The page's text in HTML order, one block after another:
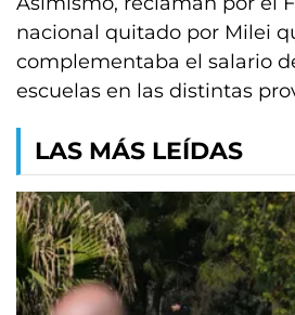
nacional quitado por Milei
complementaba el salario
escuelas en las distintas
LAS MÁS LEÍDAS